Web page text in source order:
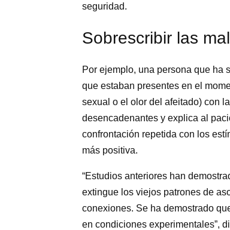
seguridad.
Sobrescribir las
Por ejemplo, una persona que ha
que estaban presentes en el
sexual o el olor del afeitado) con
desencadenantes y explica al
confrontación repetida con los
más positiva.
“Estudios anteriores han
extingue los viejos patrones de
conexiones. Se ha demostrado
en condiciones experimentales”,